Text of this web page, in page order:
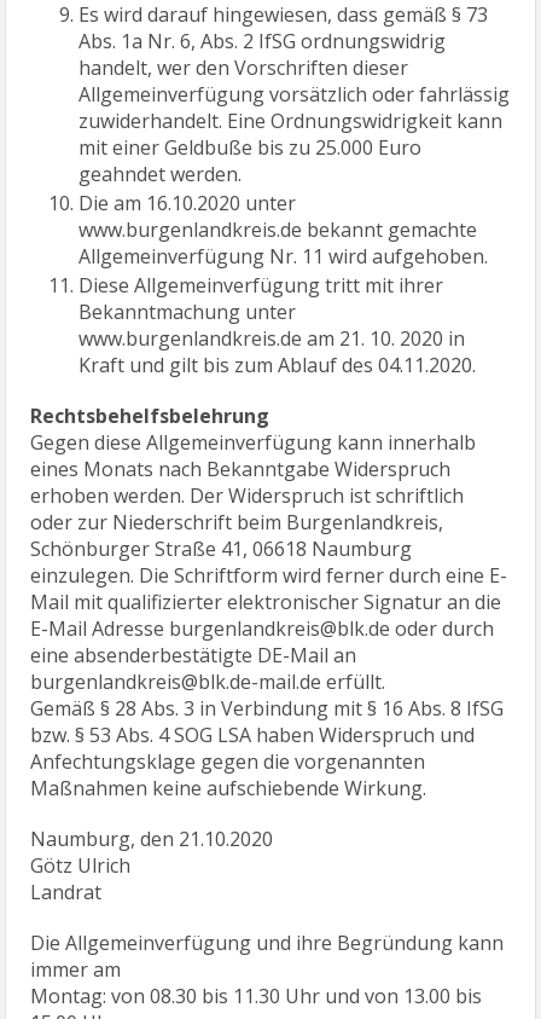
Es wird darauf hingewiesen, dass gemäß § 73
Abs. 1a Nr. 6, Abs. 2 IfSG ordnungswidrig
handelt, wer den Vorschriften dieser
Allgemeinverfügung vorsätzlich oder fahrlässig
zuwiderhandelt. Eine Ordnungswidrigkeit kann
mit einer Geldbuße bis zu 25.000 Euro
geahndet werden.
Die am 16.10.2020 unter
www.burgenlandkreis.de bekannt gemachte
Allgemeinverfügung Nr. 11 wird aufgehoben.
Diese Allgemeinverfügung tritt mit ihrer
Bekanntmachung unter
www.burgenlandkreis.de am 21. 10. 2020 in
Kraft und gilt bis zum Ablauf des 04.11.2020.
Rechtsbehelfsbelehrung
Gegen diese Allgemeinverfügung kann innerhalb
eines Monats nach Bekanntgabe Widerspruch
erhoben werden. Der Widerspruch ist schriftlich
oder zur Niederschrift beim Burgenlandkreis,
Schönburger Straße 41, 06618 Naumburg
einzulegen. Die Schriftform wird ferner durch eine E-
Mail mit qualifizierter elektronischer Signatur an die
E-Mail Adresse burgenlandkreis@blk.de oder durch
eine absenderbestätigte DE-Mail an
burgenlandkreis@blk.de-mail.de erfüllt.
Gemäß § 28 Abs. 3 in Verbindung mit § 16 Abs. 8 IfSG
bzw. § 53 Abs. 4 SOG LSA haben Widerspruch und
Anfechtungsklage gegen die vorgenannten
Maßnahmen keine aufschiebende Wirkung.
Naumburg, den 21.10.2020
Götz Ulrich
Landrat
Die Allgemeinverfügung und ihre Begründung kann
immer am
Montag: von 08.30 bis 11.30 Uhr und von 13.00 bis